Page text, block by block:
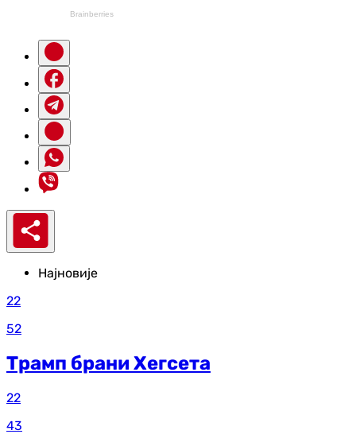
Најновије
22
52
Трамп брани Хегсета
22
43